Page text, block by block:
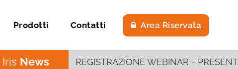
Prodotti Contatti Area Riservata
Iris News